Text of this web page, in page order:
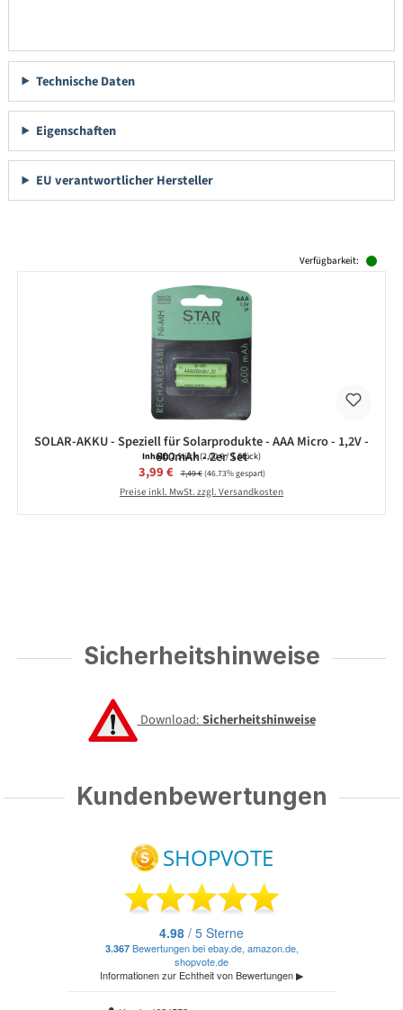
Technische Daten
Eigenschaften
EU verantwortlicher Hersteller
Verfügbarkeit:
SOLAR-AKKU - Speziell für Solarprodukte - AAA Micro - 1,2V -
600mAh - 2er Set
Inhalt:2 Stück(2,00 € / 1 Stück)
Verkaufspreis:
3,99 € Regulärer Preis:
7,49 €(46.73% gespart)
Preise inkl. MwSt. zzgl. Versandkosten
Sicherheitshinweise
Download:Sicherheitshinweise
Kundenbewertungen